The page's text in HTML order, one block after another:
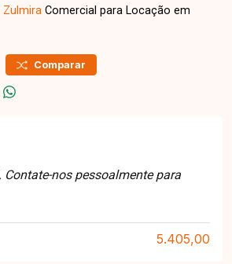
Zulmira Comercial para Locação em
Comparar
nos pessoalmente para
5.405,00